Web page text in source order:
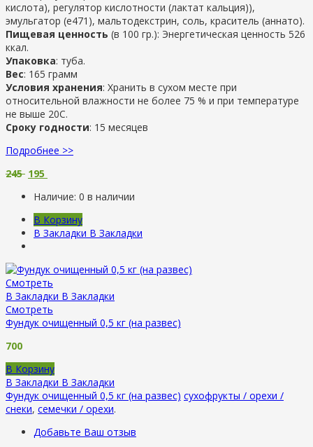
кислота), регулятор кислотности (лактат кальция)),
эмульгатор (e471), мальтодекстрин, соль, краситель (аннато).
Пищевая ценность (в 100 гр.): Энергетическая ценность 526
ккал.
Упаковка: туба.
Вес: 165 грамм
Условия хранения: Хранить в сухом месте при
относительной влажности не более 75 % и при температуре
не выше 20С.
Сроку годности: 15 месяцев
Подробнее >>
245 195
Наличие: 0 в наличии
В Корзину
В Закладки В Закладки
Смотреть
В Закладки В Закладки
Смотреть
Фундук очищенный 0,5 кг (на развес)
700
В Корзину
В Закладки В Закладки
Фундук очищенный 0,5 кг (на развес) сухофрукты / орехи /
снеки, семечки / орехи.
Добавьте Ваш отзыв